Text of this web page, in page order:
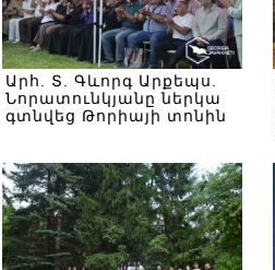
Արհ. Տ. Գևորգ Արքեպս.
Նորատունկյանը ներկա
գտնվեց Թորիայի տոնին